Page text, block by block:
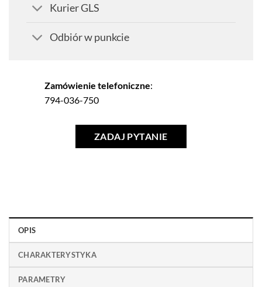
Kurier GLS
Odbiór w punkcie
Zamówienie telefoniczne:
794-036-750
ZADAJ PYTANIE
OPIS
CHARAKTERYSTYKA
PARAMETRY